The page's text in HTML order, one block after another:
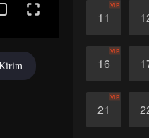
11
VIP
16
VIP
21
VIP